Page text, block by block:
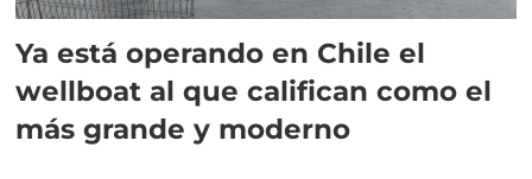
Ya está operando en Chile el
wellboat al que califican como el
más grande y moderno